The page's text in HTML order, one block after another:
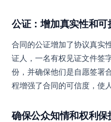
公证：增加真实性和可
合同的公证增加了协议真实
证人，一名有权见证文件签
份，并确保他们是自愿签署
程增强了合同的可信度，使
确保公众知情和权利保